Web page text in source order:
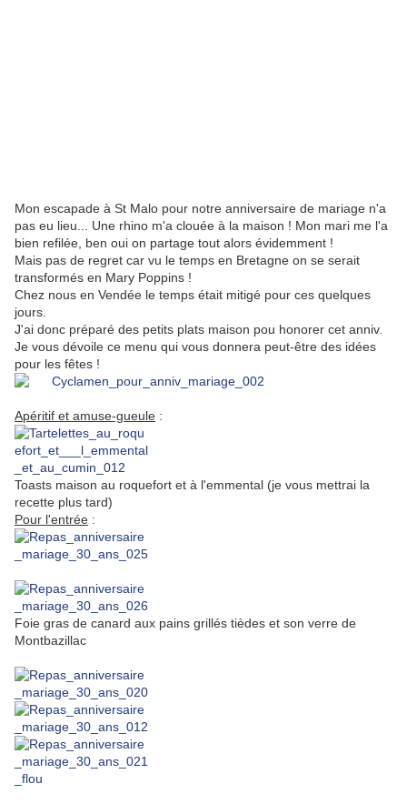
Mon escapade à St Malo pour notre anniversaire de mariage n'a
pas eu lieu... Une rhino m'a clouée à la maison ! Mon mari me l'a
bien refilée, ben oui on partage tout alors évidemment !
Mais pas de regret car vu le temps en Bretagne on se serait
transformés en Mary Poppins !
Chez nous en Vendée le temps était mitigé pour ces quelques
jours.
J'ai donc préparé des petits plats maison pou honorer cet anniv.
Je vous dévoile ce menu qui vous donnera peut-être des idées
pour les fêtes !
Apéritif et amuse-gueule :
Toasts maison au roquefort et à l'emmental (je vous mettrai la
recette plus tard)
Pour l'entrée :
Foie gras de canard aux pains grillés tièdes et son verre de
Montbazillac